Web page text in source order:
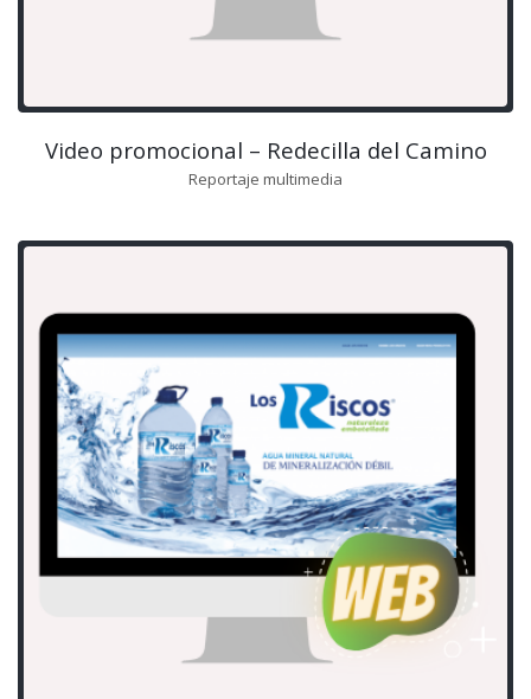
Video promocional – Redecilla del Camino
Reportaje multimedia